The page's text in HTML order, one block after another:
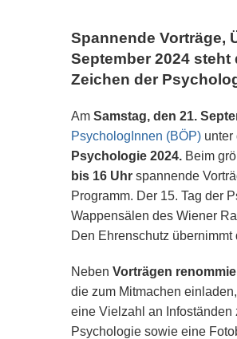
Spannende Vorträge,
September 2024
Zeichen der
Am Samstag, den 21.
PsychologInnen (BÖP) unter
Psychologie 2024. Beim
bis 16 Uhr spannende
Programm. Der 15. Tag der
Wappensälen des Wiener
Den Ehrenschutz
Neben Vorträgen
die zum Mitmachen
eine Vielzahl an
Psychologie sowie eine